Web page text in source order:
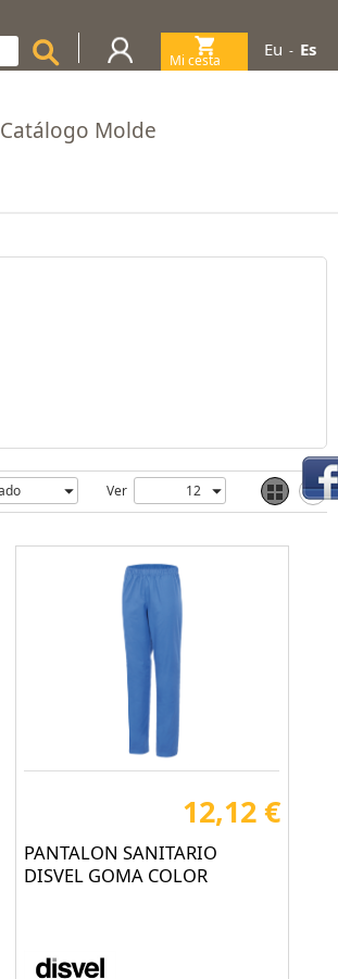
Mi cesta
Eu - Es
Catálogo Molde
Ver
12,12 €
PANTALON SANITARIO
DISVEL GOMA COLOR